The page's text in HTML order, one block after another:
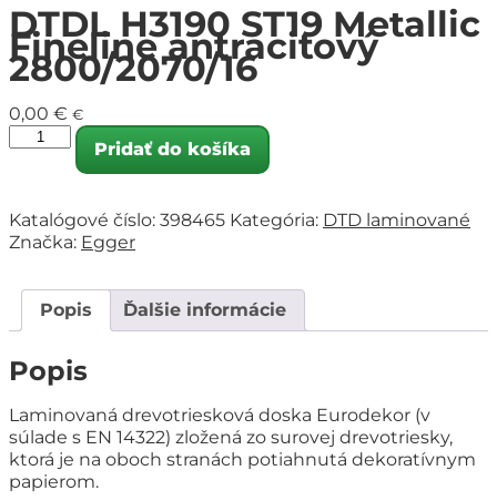
DTDL H3190 ST19 Metallic
Fineline antracitový
2800/2070/16
0,00 € €
Pridať do košíka
Katalógové číslo: 398465 Kategória: DTD laminované
Značka: Egger
Popis Ďalšie informácie
Popis
Laminovaná drevotriesková doska Eurodekor (v
súlade s EN 14322) zložená zo surovej drevotriesky,
ktorá je na oboch stranách potiahnutá dekoratívnym
papierom.